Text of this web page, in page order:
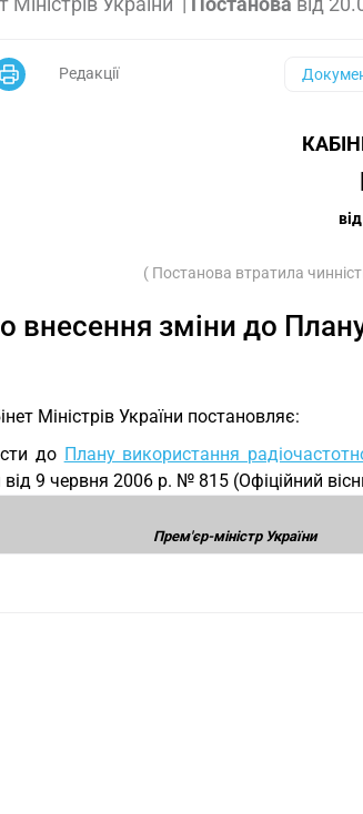
Редакції
( Постанова втратила
внесення зміни до
Міністрів України постановляє:
до Плану використання
від 9 червня 2006 р. № 815 (Офіційний
Прем'єр-міністр України